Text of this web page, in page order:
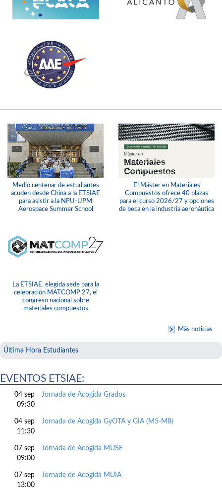
Medio centenar de estudiantes
acuden desde China a la ETSIAE
para asistir a la NPU-UPM
Aerospace Summer School
El Máster en Materiales
Compuestos ofrece 40 plazas
para el curso 2026/27 y opciones
de beca en la industria aeronáutica
La ETSIAE, elegida sede para la
celebración MATCOMP’27, el
congreso nacional sobre
materiales compuestos
Más noticias
Última Hora Estudiantes
EVENTOS ETSIAE:
04 sep
09:30
Jornada de Acogida Grados
04 sep
11:30
Jornada de Acogida GyOTA y GIA (M5-M8)
07 sep
09:00
Jornada de Acogida MUSE
07 sep
13:00
Jornada de Acogida MUIA